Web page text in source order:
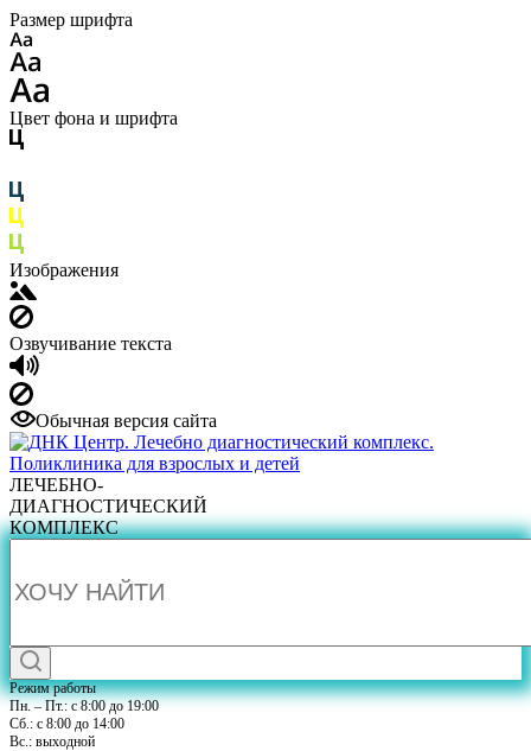
Размер шрифта
Цвет фона и шрифта
Изображения
Озвучивание текста
Обычная версия сайта
ЛЕЧЕБНО-
ДИАГНОСТИЧЕСКИЙ
КОМПЛЕКС
Режим работы
Пн. – Пт.: с 8:00 до 19:00
Сб.: с 8:00 до 14:00
Вс.: выходной